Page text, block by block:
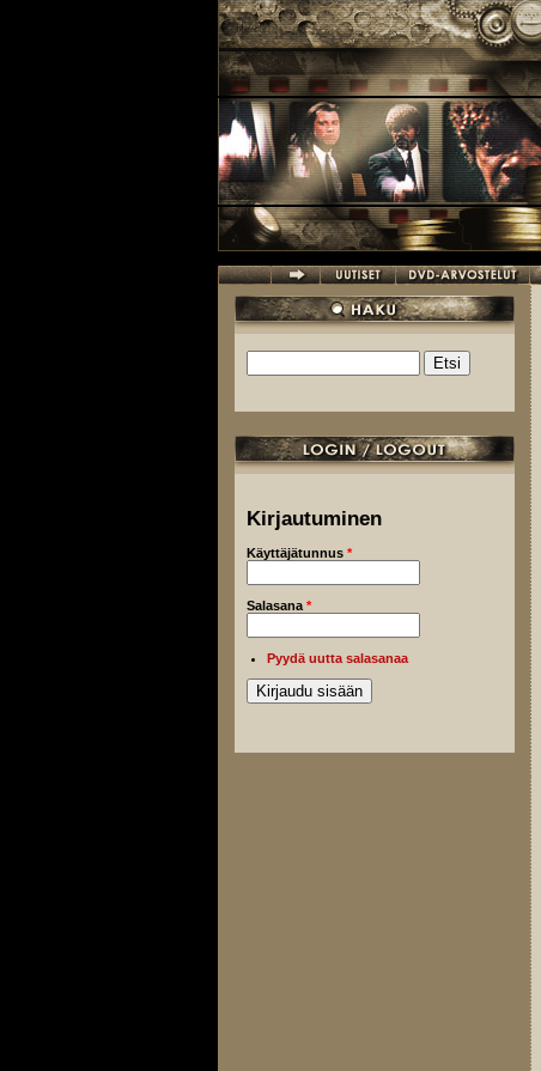
Hakulomake
Kirjautuminen
Käyttäjätunnus *
Salasana *
Pyydä uutta salasanaa